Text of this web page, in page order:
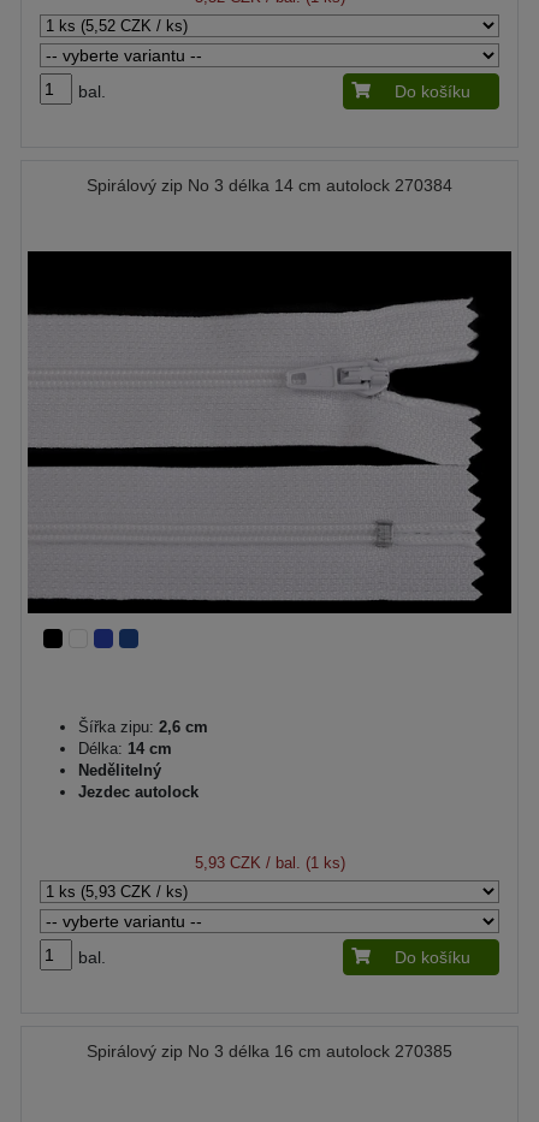
bal. Do košíku
Spirálový zip No 3 délka 14 cm autolock 270384
Šířka zipu: 2,6 cm
Délka: 14 cm
Nedělitelný
Jezdec autolock
5,93 CZK / bal. (1 ks)
bal. Do košíku
Spirálový zip No 3 délka 16 cm autolock 270385